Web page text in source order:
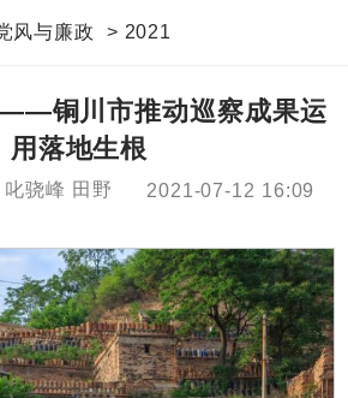
风与廉政 > 2021
铜川市推动巡察成果运
用落地生根
骁峰 田野 2021-07-12 16:09